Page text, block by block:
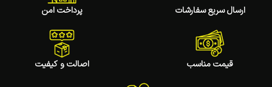
ارسال سریع سفارشات پرداخت امن
قیمت مناسب اصالت و کیفیت